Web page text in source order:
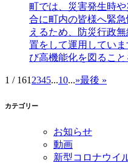
町では、災害発生時
合に町内の皆様へ緊
えるため、防災行政
置をして運用してい
び高機能化を図るこ
1 / 161 2345...10...»最後 »
カテゴリー
お知らせ
動画
新型コロナウイ